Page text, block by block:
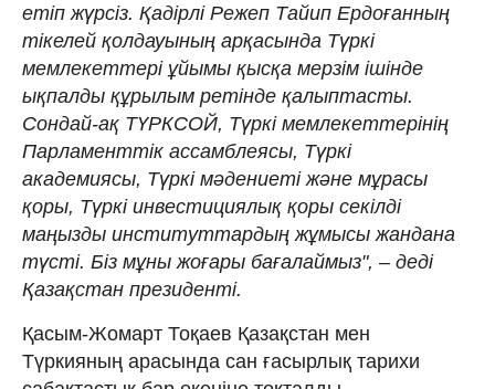
етіп жүрсіз. Қадірлі Режеп Тайип Ердоғанның
тікелей қолдауының арқасында Түркі
мемлекеттері ұйымы қысқа мерзім ішінде
ықпалды құрылым ретінде қалыптасты.
Сондай-ақ ТҮРКСОЙ, Түркі мемлекеттерінің
Парламенттік ассамблеясы, Түркі
академиясы, Түркі мәдениеті және мұрасы
қоры, Түркі инвестициялық қоры секілді
маңызды институттардың жұмысы жандана
түсті. Біз мұны жоғары бағалаймыз", – деді
Қазақстан президенті.
Қасым-Жомарт Тоқаев Қазақстан мен
Түркияның арасында сан ғасырлық тарихи